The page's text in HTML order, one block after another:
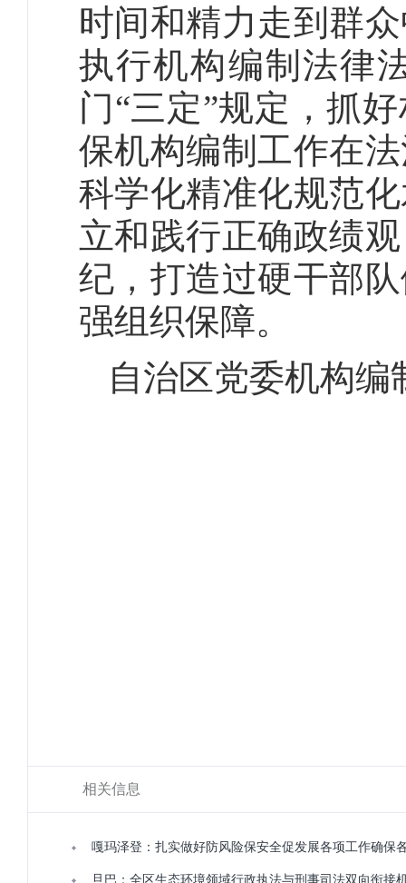
时间和精力走到群
执行机构编制法律
门“三定”规定，抓
保机构编制工作在
科学化精准化规范
立和践行正确政绩
纪，打造过硬干部
强组织保障。
自治区党委机构
相关信息
嘎玛泽登：扎实做好防风险保安全促发展各项工作确保
旦巴：全区生态环境领域行政执法与刑事司法双向衔接